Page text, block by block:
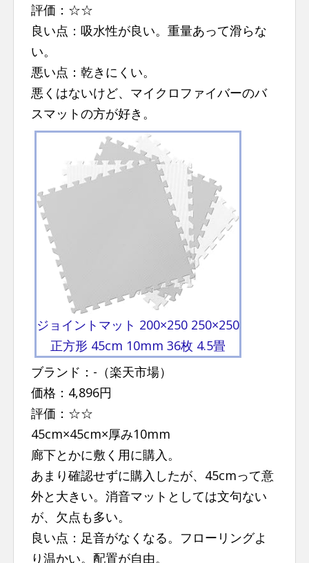
評価：☆☆
良い点：吸水性が良い。重量あって滑らな
い。
悪い点：乾きにくい。
悪くはないけど、マイクロファイバーのバ
スマットの方が好き。
ジョイントマット 200×250 250×250
正方形 45cm 10mm 36枚 4.5畳
ブランド：-（楽天市場）
価格：4,896円
評価：☆☆
45cm×45cm×厚み10mm
廊下とかに敷く用に購入。
あまり確認せずに購入したが、45cmって意
外と大きい。消音マットとしては文句ない
が、欠点も多い。
良い点：足音がなくなる。フローリングよ
り温かい。配置が自由。